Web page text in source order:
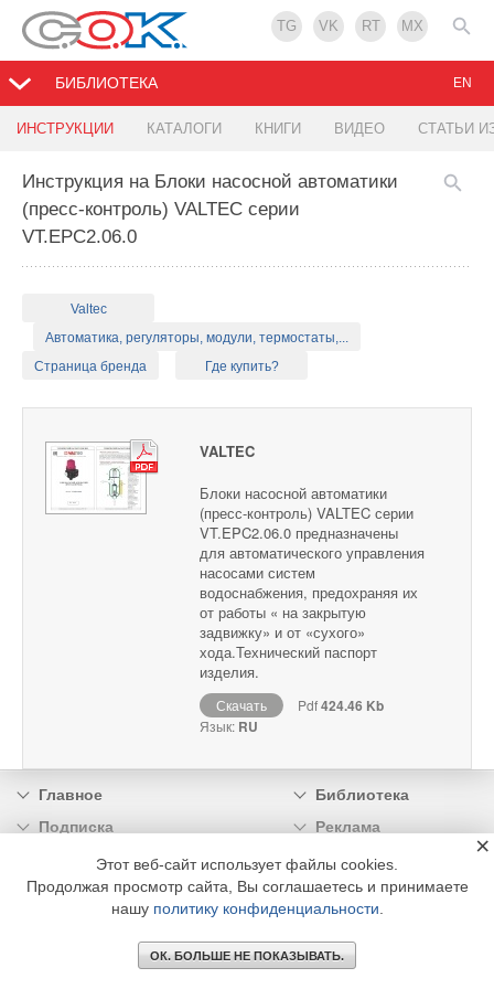
TG VK RT MX
БИБЛИОТЕКА
ИНСТРУКЦИИ КАТАЛОГИ КНИГИ ВИДЕО СТАТЬИ
EN
Инструкция на Блоки насосной автоматики
(пресс-контроль) VALTEC серии
VT.EPC2.06.0
Valtec
Автоматика, регуляторы, модули, термостаты,...
Страница бренда
Где купить?
VALTEC
Блоки насосной автоматики
(пресс-контроль) VALTEC серии
VT.EPC2.06.0 предназначены
для автоматического управления
насосами систем
водоснабжения, предохраняя их
от работы « на закрытую
задвижку» и от «сухого»
хода.Технический паспорт
изделия.
Скачать Pdf424.46 Kb
Язык: RU
Главное
Библиотека
Подписка
Реклама
Информация
© 2002 - 2026 OOO Издательский дом «МЕДИА ТЕХНОЛОДЖИ» +7 (495) 665-00-
Этот веб-сайт использует файлы cookies.
Продолжая просмотр сайта, Вы соглашаетесь и принимаете
нашу политику конфиденциальности
ОК. БОЛЬШЕ НЕ ПОКАЗЫВАТЬ.
×